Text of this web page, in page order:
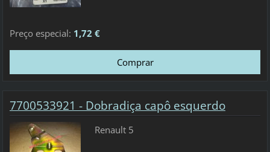
Preço especial: 1,72 €
7700533921 - Dobradiça capô esquerdo
Renault 5